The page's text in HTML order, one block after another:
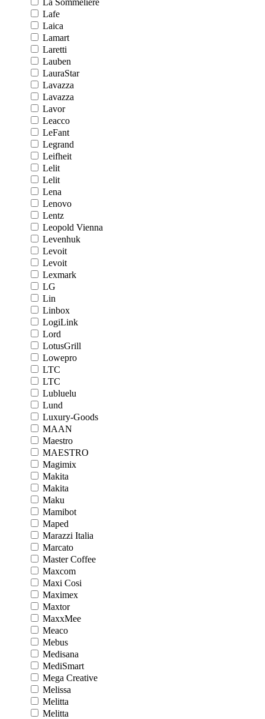
La Sommeliere
Lafe
Laica
Lamart
Laretti
Lauben
LauraStar
Lavazza
Lavazza
Lavor
Leacco
LeFant
Legrand
Leifheit
Lelit
Lelit
Lena
Lenovo
Lentz
Leopold Vienna
Levenhuk
Levoit
Levoit
Lexmark
LG
Lin
Linbox
LogiLink
Lord
LotusGrill
Lowepro
LTC
LTC
Lubluelu
Lund
Luxury-Goods
MAAN
Maestro
MAESTRO
Magimix
Makita
Makita
Maku
Mamibot
Maped
Marazzi Italia
Marcato
Master Coffee
Maxcom
Maxi Cosi
Maximex
Maxtor
MaxxMee
Meaco
Mebus
Medisana
MediSmart
Mega Creative
Melissa
Melitta
Melitta